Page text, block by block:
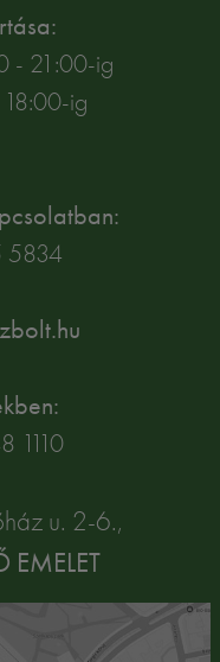
- 21:00-ig
ig
5834
1110
u. 2-6.,
EMELET